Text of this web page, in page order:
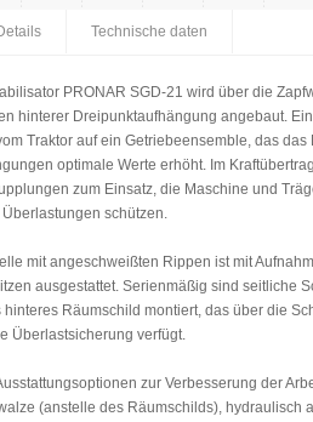
Technische daten
PRONAR SGD-21 wird über die
hinterer Dreipunktaufhängung angebaut.
Traktor auf ein Getriebeensemble, das
optimale Werte erhöht. Im
zum Einsatz, die Maschine und
schützen.
mit angeschweißten Rippen ist mit
ausgestattet. Serienmäßig sind seitliche
hinteres Räumschild montiert, das über die
Überlastsicherung verfügt.
zur Verbesserung der
(anstelle des Räumschilds), hydraulisch